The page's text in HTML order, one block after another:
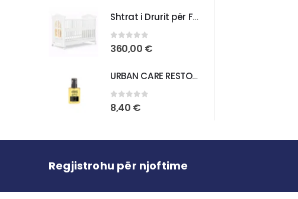
Shtrat i Drurit për Foshnja – Komoditet dhe Praktikë për Fëmijën Tuaj
0 out of 5
360,00 €
URBAN CARE RESTORE REPAIR BONDING OIL ANTI DAMAGE HAIR CARE OIL
0 out of 5
8,40 €
Regjistrohu për njoftime